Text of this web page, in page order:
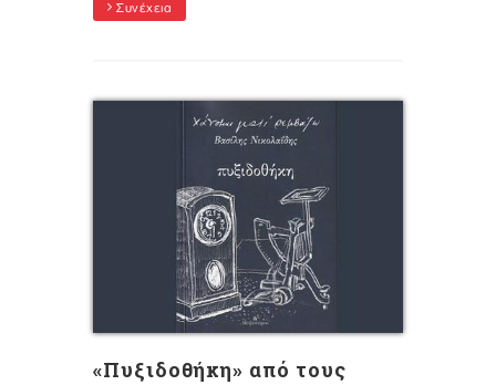
Συνέχεια
«Πυξιδοθήκη» από τους